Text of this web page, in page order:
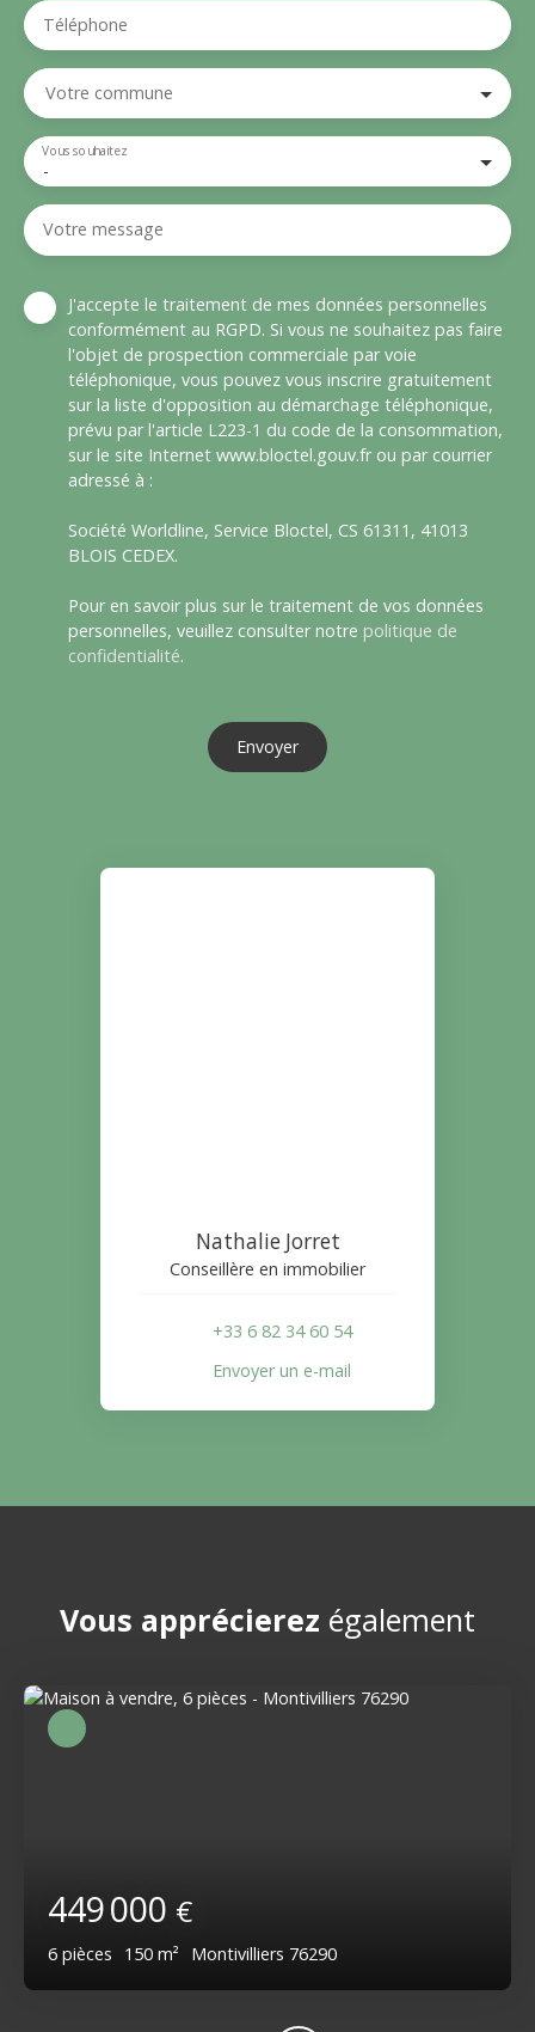
Téléphone
Votre commune
-
Vous souhaitez
Votre message
J'accepte le traitement de mes données personnelles
conformément au RGPD. Si vous ne souhaitez pas faire
l'objet de prospection commerciale par voie
téléphonique, vous pouvez vous inscrire gratuitement
sur la liste d'opposition au démarchage téléphonique,
prévu par l'article L223-1 du code de la consommation,
sur le site Internet www.bloctel.gouv.fr ou par courrier
adressé à :
Société Worldline, Service Bloctel, CS 61311, 41013
BLOIS CEDEX.
Pour en savoir plus sur le traitement de vos données
personnelles, veuillez consulter notre politique de
confidentialité.
Envoyer
Nathalie Jorret
Conseillère en immobilier
+33 6 82 34 60 54
Envoyer un e-mail
Vous apprécierez également
449 000 €
6 pièces 150 m² Montivilliers 76290